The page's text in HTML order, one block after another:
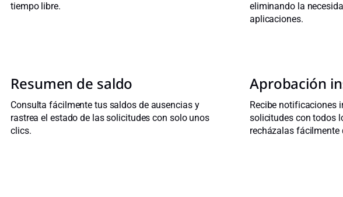
tiempo libre.
eliminando la
aplicaciones.
Resumen de saldo
Consulta fácilmente tus saldos de ausencias y
rastrea el estado de las solicitudes con solo unos
clics.
Aprobación
Recibe notificaciones
solicitudes con todos
recházalas fácilmente